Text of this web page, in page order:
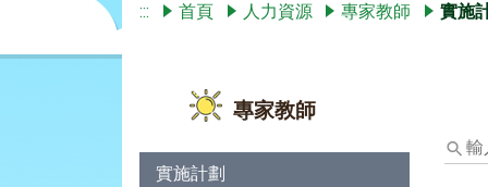
::: 首頁 人力資源 專家教師 實施
專家教師
實施計劃
輸
入